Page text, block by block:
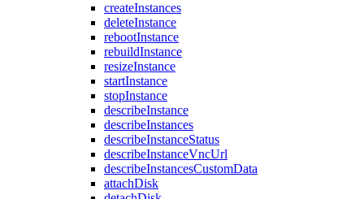
createInstances
deleteInstance
rebootInstance
rebuildInstance
resizeInstance
startInstance
stopInstance
describeInstance
describeInstances
describeInstanceStatus
describeInstanceVncUrl
describeInstancesCustomData
attachDisk